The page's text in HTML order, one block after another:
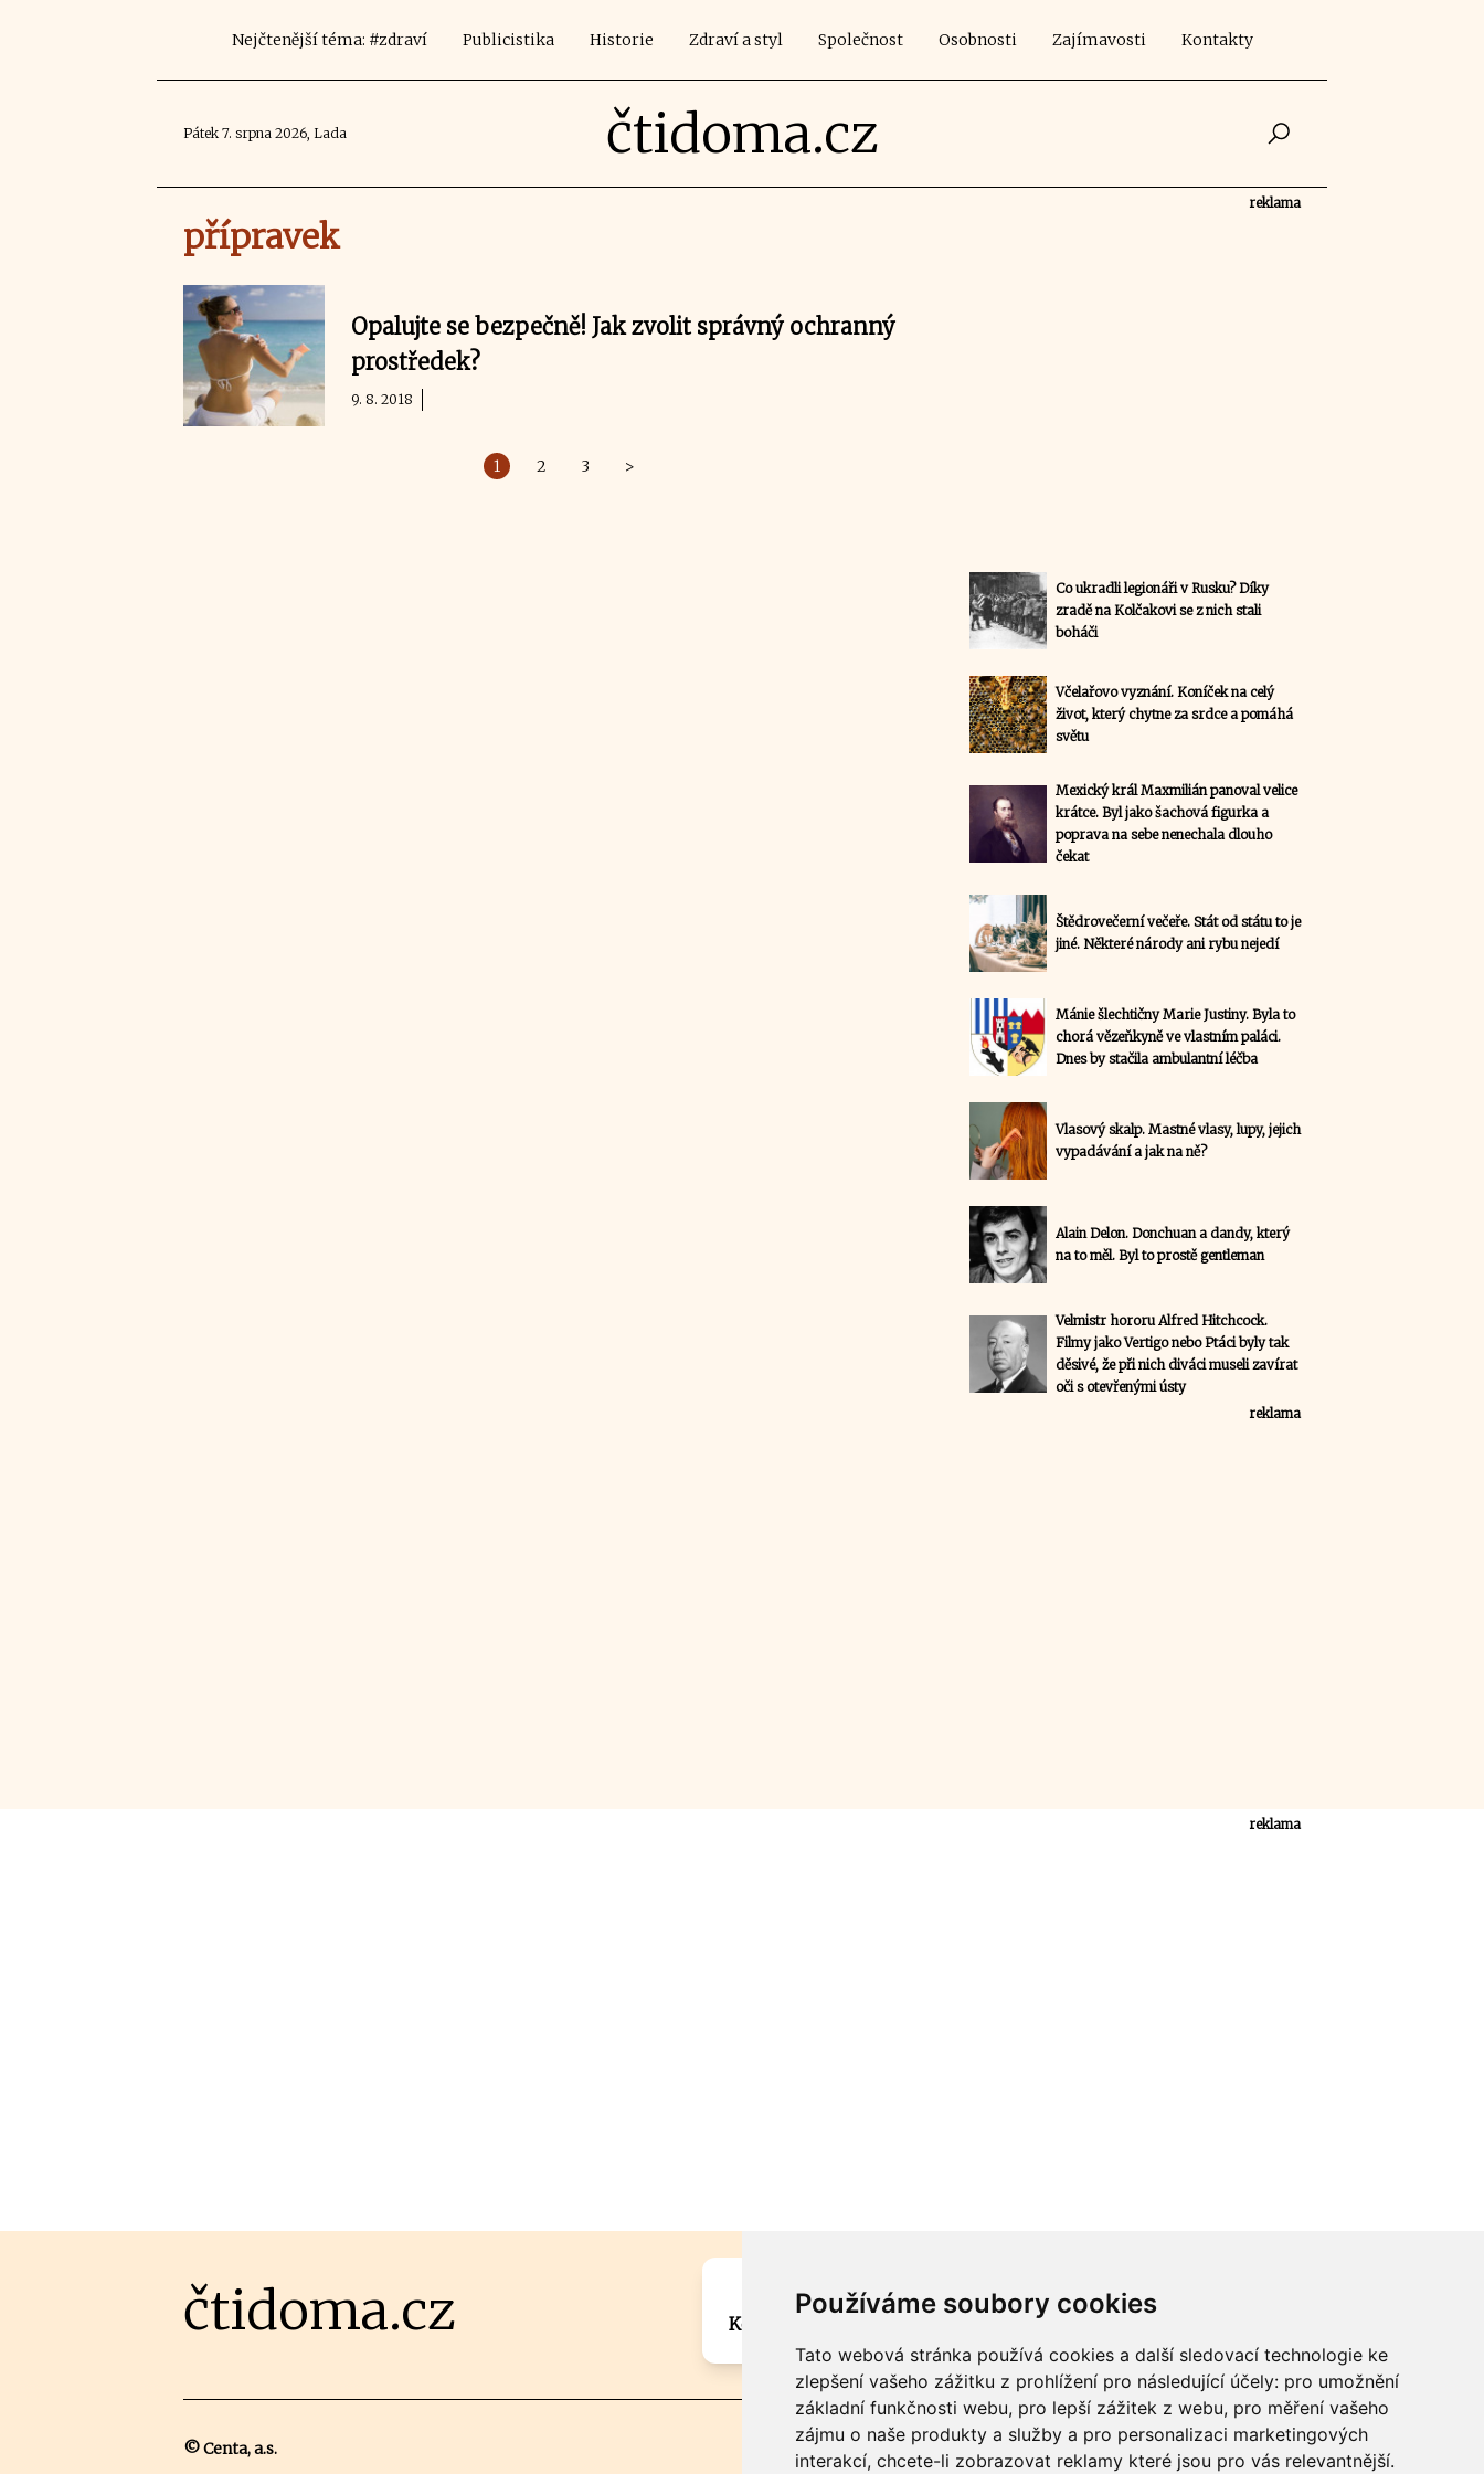
Používáme soubory cookies
Tato webová stránka používá cookies a další sledovací technologie ke
zlepšení vašeho zážitku z prohlížení pro následující účely: pro umožnění
základní funkčnosti webu, pro lepší zážitek z webu, pro měření vašeho
zájmu o naše produkty a služby a pro personalizaci marketingových
interakcí, chcete-li zobrazovat reklamy které jsou pro vás relevantnější.
Nejčtenější téma: #zdraví Publicistika Historie Zdraví a styl Společnost Osobnosti Zajímavosti Kontakty
Pátek 7. srpna 2026, Lada čtidoma.cz
přípravek
Opalujte se bezpečně! Jak zvolit správný ochranný
prostředek?
9. 8. 2018
1 2 3 >
reklama
Co ukradli legionáři v Rusku? Díky
zradě na Kolčakovi se z nich stali
boháči
Včelařovo vyznání. Koníček na celý
život, který chytne za srdce a pomáhá
světu
Mexický král Maxmilián panoval velice
krátce. Byl jako šachová figurka a
poprava na sebe nenechala dlouho
čekat
Štědrovečerní večeře. Stát od státu to je
jiné. Některé národy ani rybu nejedí
Mánie šlechtičny Marie Justiny. Byla to
chorá vězeňkyně ve vlastním paláci.
Dnes by stačila ambulantní léčba
Vlasový skalp. Mastné vlasy, lupy, jejich
vypadávání a jak na ně?
Alain Delon. Donchuan a dandy, který
na to měl. Byl to prostě gentleman
Velmistr hororu Alfred Hitchcock.
Filmy jako Vertigo nebo Ptáci byly tak
děsivé, že při nich diváci museli zavírat
oči s otevřenými ústy
reklama
reklama
čtidoma.cz
Máte zajímavou informaci? Chcete spolupracovat?
Kontaktujte šéfredaktora Martina Chalupu:
© Centa, a.s.